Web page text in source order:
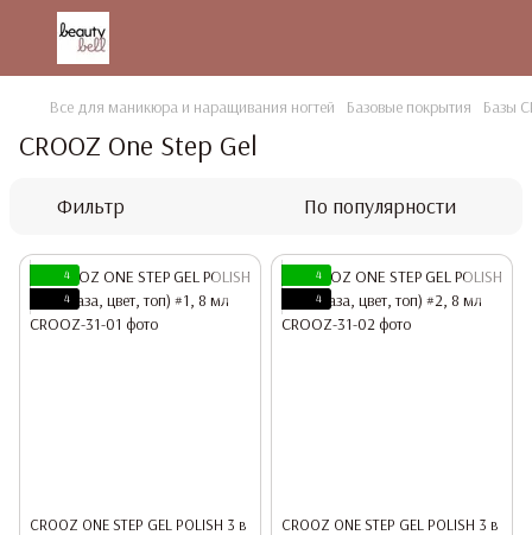
Все для маникюра и наращивания ногтей Базовые покрытия Базы
CROOZ One Step Gel
Фильтр По популярности
4
4
CROOZ ONE STEP GEL POLISH 3 в
4
4
CROOZ ONE STEP GEL POLISH 3 в